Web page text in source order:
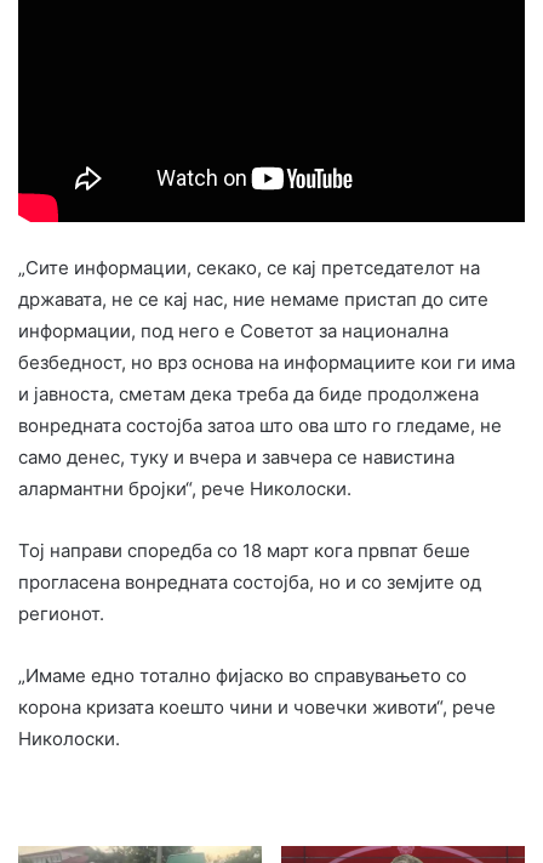
„Сите информации, секако, се кај претседателот на
државата, не се кај нас, ние немаме пристап до сите
информации, под него е Советот за национална
безбедност, но врз основа на информациите кои ги има
и јавноста, сметам дека треба да биде продолжена
вонредната состојба затоа што ова што го гледаме, не
само денес, туку и вчера и завчера се навистина
алармантни бројки“, рече Николоски.
Тој направи споредба со 18 март кога првпат беше
прогласена вонредната состојба, но и со земјите од
регионот.
„Имаме едно тотално фијаско во справувањето со
корона кризата коешто чини и човечки животи“, рече
Николоски.